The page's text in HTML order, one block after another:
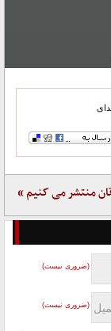
منتشر می کنیم »
(ضروری نیست)
(ضروری نیست)